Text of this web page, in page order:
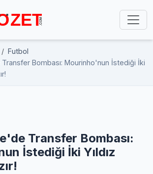
Futbol
Bombası: Mourinho'nun İstediği İki
Transfer Bombası:
İstediği İki Yıldız